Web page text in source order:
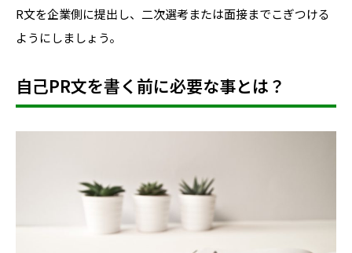
R文を企業側に提出し、二次選考または面接までこぎつける
ようにしましょう。
自己PR文を書く前に必要な事とは？